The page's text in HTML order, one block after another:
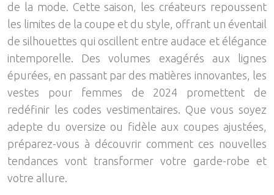
de la mode. Cette saison, les créateurs repoussent
les limites de la coupe et du style, offrant un éventail
de silhouettes qui oscillent entre audace et élégance
intemporelle. Des volumes exagérés aux lignes
épurées, en passant par des matières innovantes, les
vestes pour femmes de 2024 promettent de
redéfinir les codes vestimentaires. Que vous soyez
adepte du oversize ou fidèle aux coupes ajustées,
préparez-vous à découvrir comment ces nouvelles
tendances vont transformer votre garde-robe et
votre allure.